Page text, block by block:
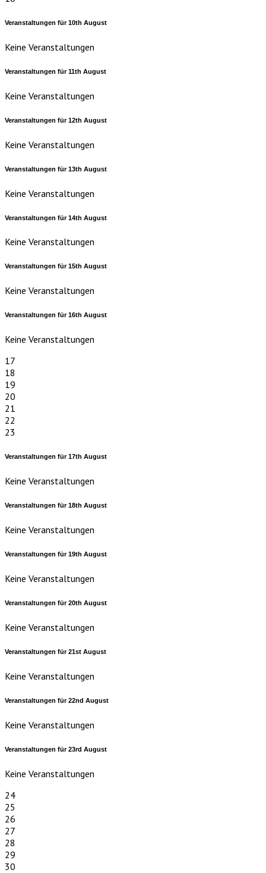
Veranstaltungen für10th August
Keine Veranstaltungen
Veranstaltungen für11th August
Keine Veranstaltungen
Veranstaltungen für12th August
Keine Veranstaltungen
Veranstaltungen für13th August
Keine Veranstaltungen
Veranstaltungen für14th August
Keine Veranstaltungen
Veranstaltungen für15th August
Keine Veranstaltungen
Veranstaltungen für16th August
Keine Veranstaltungen
17
18
19
20
21
22
23
Veranstaltungen für17th August
Keine Veranstaltungen
Veranstaltungen für18th August
Keine Veranstaltungen
Veranstaltungen für19th August
Keine Veranstaltungen
Veranstaltungen für20th August
Keine Veranstaltungen
Veranstaltungen für21st August
Keine Veranstaltungen
Veranstaltungen für22nd August
Keine Veranstaltungen
Veranstaltungen für23rd August
Keine Veranstaltungen
24
25
26
27
28
29
30